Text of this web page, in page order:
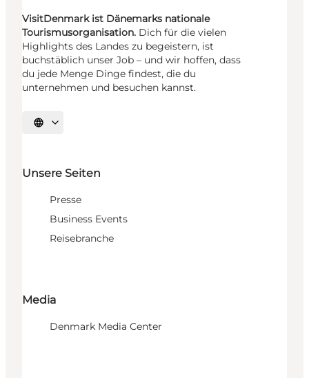
VisitDenmark ist Dänemarks nationale
Tourismusorganisation. Dich für die vielen
Highlights des Landes zu begeistern, ist
buchstäblich unser Job – und wir hoffen, dass
du jede Menge Dinge findest, die du
unternehmen und besuchen kannst.
Sprache auswählen
Unsere Seiten
Presse
Business Events
Reisebranche
Media
Denmark Media Center